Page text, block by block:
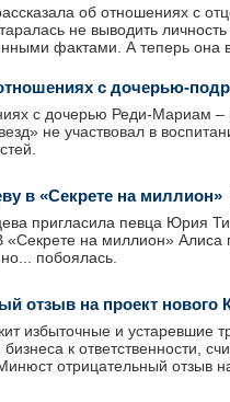
об отношениях с
не выводить личность
фактами. А теперь она
с дочерью-
с дочерью Реди-Мариам –
не участвовал в
в «Секрете на миллион»
пригласила певца Юрия
на миллион» Алиса
побоялась.
отзыв на проект нового
избыточные и устаревшие
к ответственности,
отрицательный отзыв